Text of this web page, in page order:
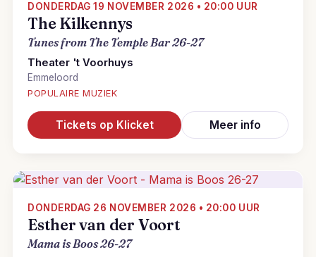
DONDERDAG 19 NOVEMBER 2026 • 20:00 UUR
The Kilkennys
Tunes from The Temple Bar 26-27
Theater 't Voorhuys
Emmeloord
POPULAIRE MUZIEK
Tickets op Klicket Meer info
DONDERDAG 26 NOVEMBER 2026 • 20:00 UUR
Esther van der Voort
Mama is Boos 26-27